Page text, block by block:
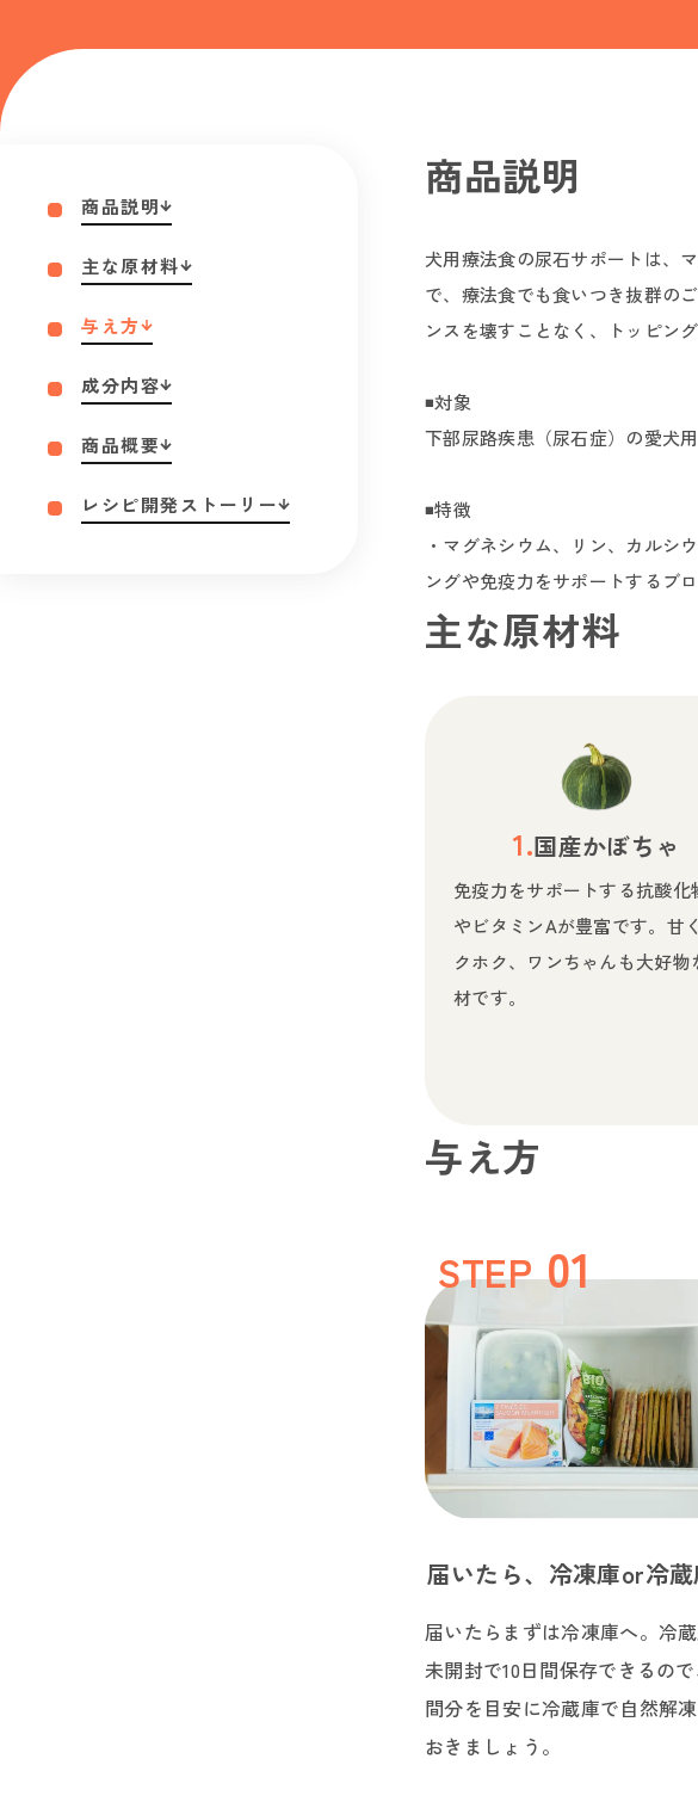
商品説明
主な原材料
与え方
成分内容
商品概要
レシピ開発ストーリー
商品説明
犬用療法食の尿石サポートは、
で、療法食でも食いつき抜群の
ンスを壊すことなく、トッピン
◾️対象
下部尿路疾患（尿石症）の愛犬用
◾️特徴
・マグネシウム、リン、カルシ
ングや免疫力をサポートするブ
主な原材料
国産かぼちゃ
免疫力をサポートする抗酸化
やビタミンAが豊富です。甘
クホク、ワンちゃんも大好物
材です。
与え方
STEP
届いたら、冷凍庫or冷
届いたらまずは冷凍庫へ。冷
未開封で10日間保存できるので
間分を目安に冷蔵庫で自然解
おきましょう。